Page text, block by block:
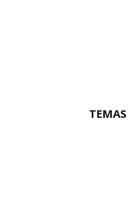
TEMAS